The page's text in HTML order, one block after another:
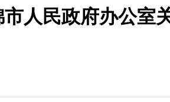
市人民政府办公室